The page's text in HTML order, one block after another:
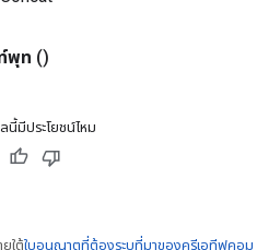
พุท ()
นี้มีประโยชน์ไหม
ใต้ใบอนุญาตที่ต้องระบุที่มาของครีเอทีฟคอม